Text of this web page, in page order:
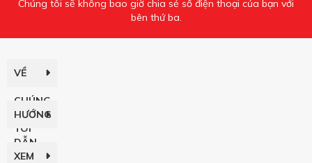
Chúng tôi sẽ không bao giờ chia sẻ số điện thoại của bạn với
bên thứ ba.
VỀ
CHÚNG
TÔI
HƯỚNG
DẪN
XEM